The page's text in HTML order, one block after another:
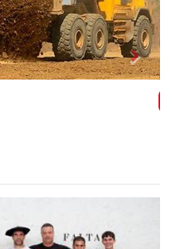
Next